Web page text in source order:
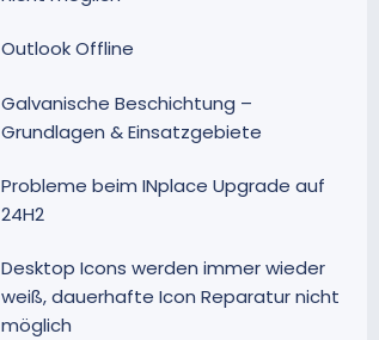
Outlook Offline
Galvanische Beschichtung –
Grundlagen & Einsatzgebiete
Probleme beim INplace Upgrade auf
24H2
Desktop Icons werden immer wieder
weiß, dauerhafte Icon Reparatur nicht
möglich